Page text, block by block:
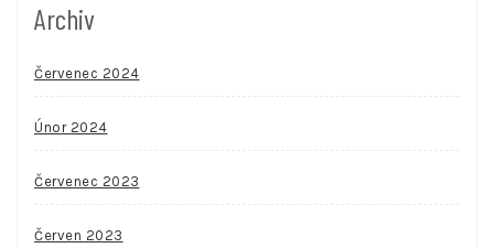
Archiv
Červenec 2024
Únor 2024
Červenec 2023
Červen 2023